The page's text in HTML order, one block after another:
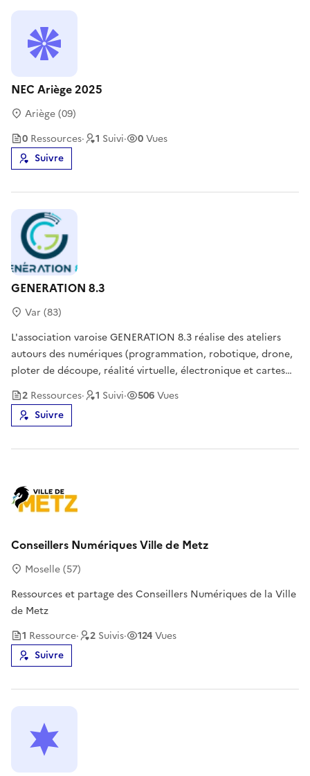
NEC Ariège 2025
Ariège (09)
0 Ressources· 1 Suivi· 0Vues
Suivre
GENERATION 8.3
L'association varoise GENERATION 8.3 réalise des ateliers
autours des numériques (programmation, robotique, drone,
ploter de découpe, réalité virtuelle, électronique et cartes
microcontrôleur, impression 3D...). Nous favorisons
l'utilisation des logiciels libres, nous participons à
l’éducation des c
Var (83)
2 Ressources· 1 Suivi· 506Vues
Suivre
Conseillers Numériques Ville de Metz
Ressources et partage des Conseillers Numériques de la Ville
de Metz
Moselle (57)
1 Ressource· 2 Suivis· 124Vues
Suivre